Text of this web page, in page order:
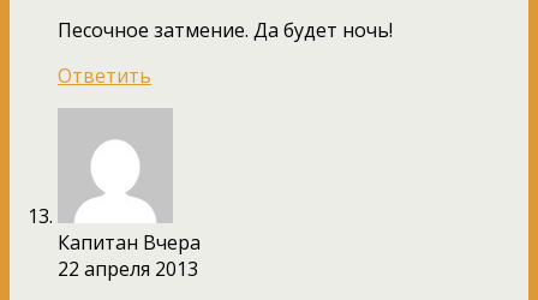
Песочное затмение. Да будет ночь!
Ответить
Капитан Вчера
22 апреля 2013